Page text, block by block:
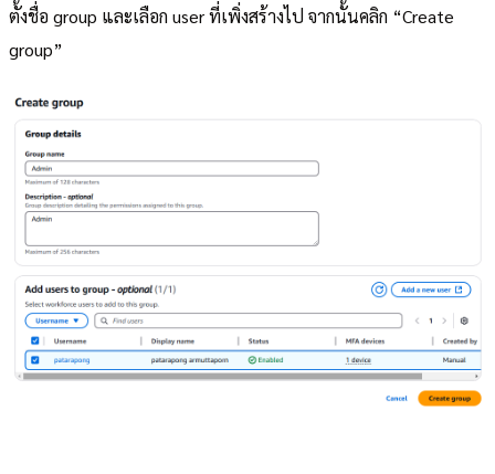
ตั้งชื่อ group และเลือก user ที่เพิ่งสร้างไป จากนั้นคลิก “Create
group”